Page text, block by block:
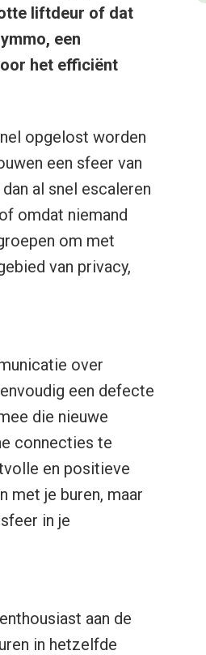
liftdeur of dat
een
het efficiënt
opgelost worden
een sfeer van
al snel escaleren
omdat niemand
om met
van privacy,
over
een defecte
die nieuwe
connecties te
en positieve
met je buren, maar
in je
aan de
in hetzelfde